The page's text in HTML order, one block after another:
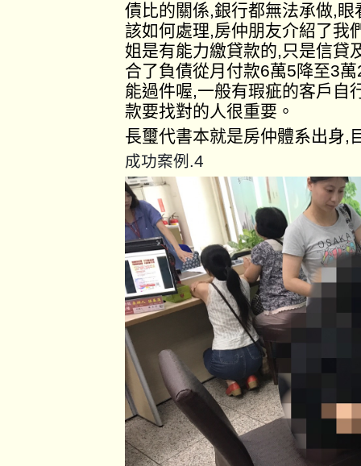
債比的關係,銀行都無法承做,
該如何處理,房仲朋友介紹了我
姐是有能力繳貸款的,只是信貸
合了負債從月付款6萬5降至3
能過件喔,一般有瑕疵的客戶自
款要找對的人很重要。
長璽代書本就是房仲體系出身,
成功案例.4